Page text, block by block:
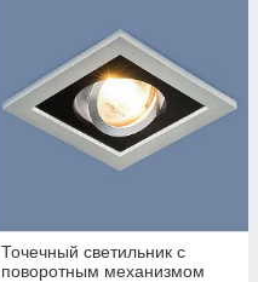
Точечный светильник с
поворотным механизмом